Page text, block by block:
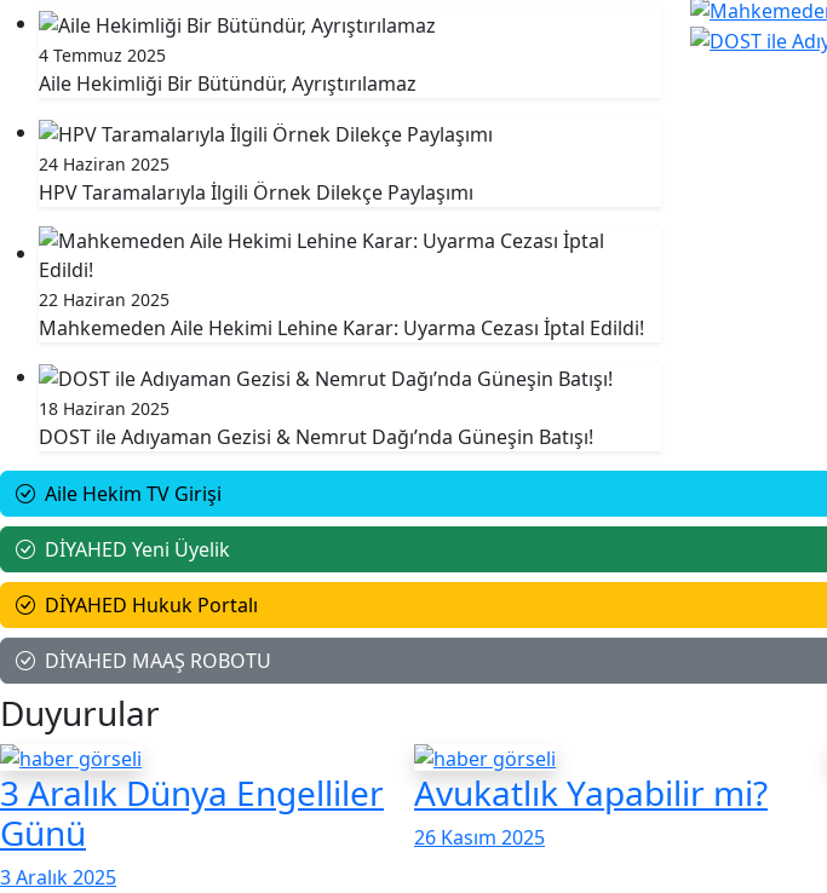
4 Temmuz 2025
Aile Hekimliği Bir Bütündür, Ayrıştırılamaz
24 Haziran 2025
HPV Taramalarıyla İlgili Örnek Dilekçe Paylaşımı
22 Haziran 2025
Mahkemeden Aile Hekimi Lehine Karar: Uyarma Cezası İptal Edildi!
18 Haziran 2025
DOST ile Adıyaman Gezisi & Nemrut Dağı’nda Güneşin Batışı!
Aile Hekim TV Girişi
DİYAHED Yeni Üyelik
DİYAHED Hukuk Portalı
DİYAHED MAAŞ ROBOTU
Duyurular
3 Aralık Dünya Engelliler
Günü
3 Aralık 2025
Avukatlık Yapabilir mi?
26 Kasım 2025